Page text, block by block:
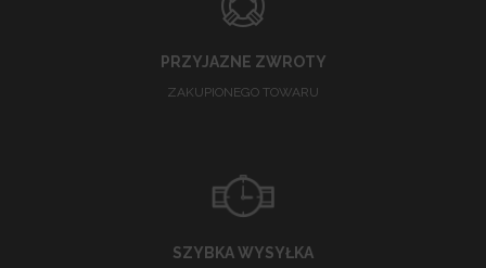
PRZYJAZNE ZWROTY
ZAKUPIONEGO TOWARU
SZYBKA WYSYŁKA